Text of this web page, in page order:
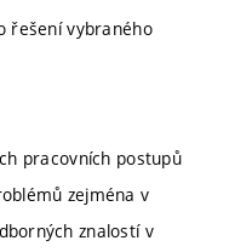
řešení vybraného
pracovních postupů
zejména v
znalostí v